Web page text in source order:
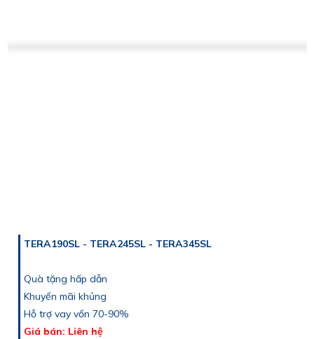
TERA190SL - TERA245SL - TERA345SL
Quà tặng hấp dẫn
Khuyến mãi khủng
Hỗ trợ vay vốn 70-90%
Giá bán: Liên hệ